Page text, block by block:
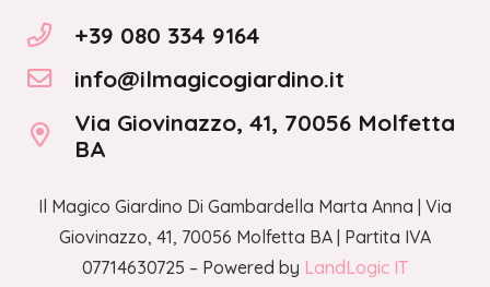
+39 080 334 9164
info@ilmagicogiardino.it
Via Giovinazzo, 41, 70056 Molfetta
BA
Il Magico Giardino Di Gambardella Marta Anna | Via
Giovinazzo, 41, 70056 Molfetta BA | Partita IVA
07714630725 – Powered by LandLogic IT